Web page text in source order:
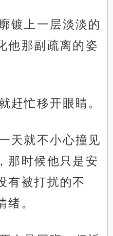
镀上一层淡淡的
他那副疏离的姿
赶忙移开眼睛。
天就不小心撞见
那时候他只是安
有被打扰的不
绪。